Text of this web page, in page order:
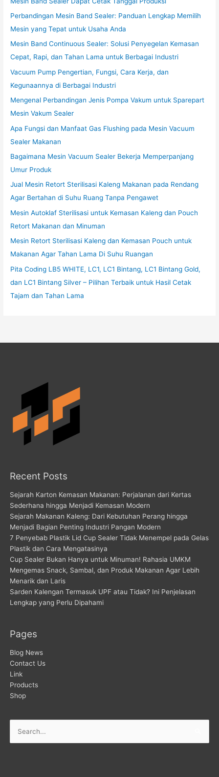
Perbandingan Mesin Band Sealer: Panduan Lengkap Memilih
Mesin yang Tepat untuk Usaha Anda
Mesin Band Continuous Sealer: Solusi Penyegelan Kemasan
Cepat, Rapi, dan Tahan Lama untuk Berbagai Industri
Vacuum Pump Pengertian, Fungsi, Cara Kerja, dan
Kegunaannya di Berbagai Industri
Mengenal Perbandingan Jenis Pompa Vakum untuk Sparepart
Mesin Vakum Sealer
Apa Fungsi dan Manfaat Gas Flushing pada Mesin Vacuum
Sealer Makanan
Bagaimana Mesin Vacuum Sealer Bekerja Memperpanjang
Umur Produk
Jual Mesin Retort Sterilisasi Kaleng Makanan pada Rendang
Agar Bertahan di Suhu Ruang Tanpa Pengawet
Mesin Autoklaf Sterilisasi untuk Kemasan Kaleng dan Pouch
Retort Makanan dan Minuman
Mesin Retort Sterilisasi Kaleng dan Kemasan Pouch untuk
Makanan Agar Tahan Lama Di Suhu Ruangan
Pita Coding LB5 WHITE, LC1, LC1 Bintang, LC1 Bintang Gold,
dan LC1 Bintang Silver – Pilihan Terbaik untuk Hasil Cetak
Tajam dan Tahan Lama
Recent Posts
Sejarah Karton Kemasan Makanan: Perjalanan dari Kertas
Sederhana hingga Menjadi Kemasan Modern
Sejarah Makanan Kaleng: Dari Kebutuhan Perang hingga
Menjadi Bagian Penting Industri Pangan Modern
7 Penyebab Plastik Lid Cup Sealer Tidak Menempel pada Gelas
Plastik dan Cara Mengatasinya
Cup Sealer Bukan Hanya untuk Minuman! Rahasia UMKM
Mengemas Snack, Sambal, dan Produk Makanan Agar Lebih
Menarik dan Laris
Sarden Kalengan Termasuk UPF atau Tidak? Ini Penjelasan
Lengkap yang Perlu Dipahami
Pages
Blog News
Contact Us
Link
Products
Shop